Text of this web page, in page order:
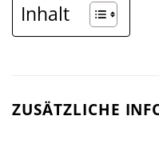
Inhalt
ZUSÄTZLICHE